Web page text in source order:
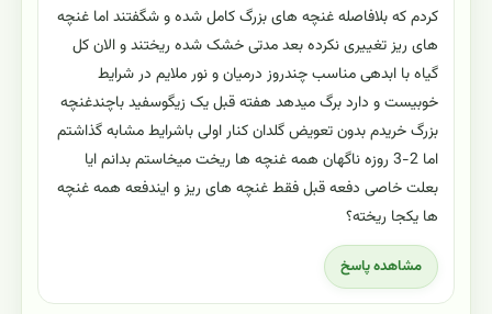
کردم که بلافاصله غنچه های بزرگ کامل شده و شگفتند اما غنچه
های ریز تغییری نکرده بعد مدتی خشک شده ریختند و الان کل
گیاه با ابدهی مناسب چندروز درمیان و نور ملایم در شرایط
خوبیست و دارد برگ میدهد هفته قبل یک زیگوسفید باچندغنچه
بزرگ خریدم بدون تعویض گلدان کنار اولی باشرایط مشابه گذاشتم
اما 2-3 روزه ناگهان همه غنچه ها ریخت میخاستم بدانم ایا
بعلت خاصی دفعه قبل فقط غنچه های ریز و ایندفعه همه غنچه
ها یکجا ریخته؟
مشاهده پاسخ